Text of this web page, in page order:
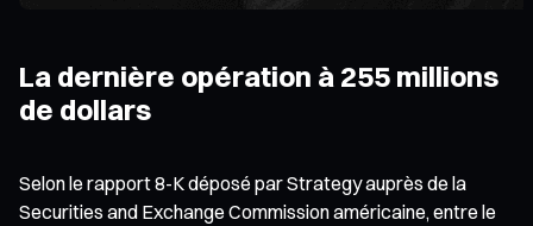
La dernière opération à 255 millions
de dollars
Selon le rapport 8-K déposé par Strategy auprès de la
Securities and Exchange Commission américaine, entre le